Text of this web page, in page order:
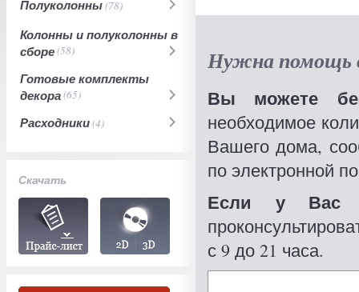
Полуколонны(78)
Колонны и полуколонны в
сборе(58)
Готовые комплекты
декора(65)
Расходники(4)
Скачать
Нужна помощь
Вы можете
необходимое
Вашего дома,
по электронной
Если у Вас
с 9 до 21 часа.